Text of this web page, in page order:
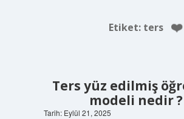
Etiket: ters
Ters yüz edilmiş
modeli nedir ?
Tarih: Eylül 21, 2025